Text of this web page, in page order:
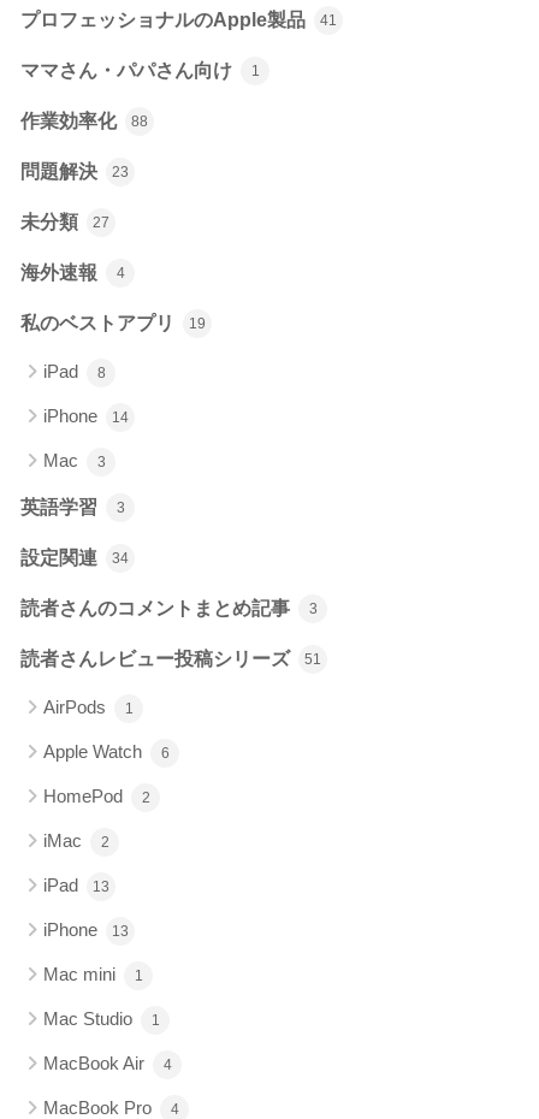
プロフェッショナルのApple製品 41
ママさん・パパさん向け 1
作業効率化 88
問題解決 23
未分類 27
海外速報 4
私のベストアプリ 19
iPad 8
iPhone 14
Mac 3
英語学習 3
設定関連 34
読者さんのコメントまとめ記事 3
読者さんレビュー投稿シリーズ 51
AirPods 1
Apple Watch 6
HomePod 2
iMac 2
iPad 13
iPhone 13
Mac mini 1
Mac Studio 1
MacBook Air 4
MacBook Pro 4